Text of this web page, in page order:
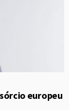
europeu